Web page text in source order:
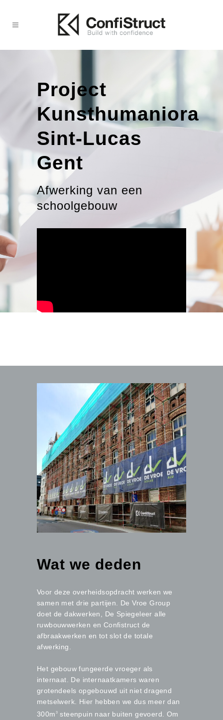
Project
Kunsthumaniora
Sint-Lucas
Gent
Afwerking van een
schoolgebouw
Wat we deden
Voor deze overheidsopdracht werken we
samen met drie partijen. De Vroe Group
doet de dakwerken, De Spiegeleer alle
ruwbouwwerken en Confistruct de
afbraakwerken en tot slot de totale
afwerking.
Het gebouw fungeerde vroeger als
internaat. De internaatkamers waren
grotendeels opgebouwd uit niet dragend
metselwerk. Hier hebben we dus meer dan
300m 3 steenpuin naar buiten gevoerd. Om